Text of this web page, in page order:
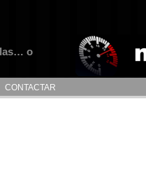
o
CONTACTAR